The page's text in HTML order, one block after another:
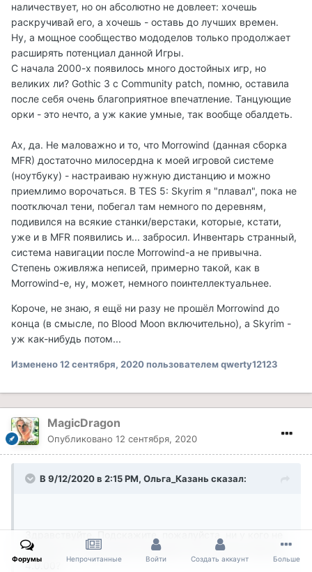
наличествует, но он абсолютно не довлеет: хочешь
раскручивай его, а хочешь - оставь до лучших времен.
Ну, а мощное сообщество мододелов только продолжает
расширять потенциал данной Игры.
С начала 2000-х появилось много достойных игр, но
великих ли? Gothic 3 с Сommunity patch, помню, оставила
после себя очень благоприятное впечатление. Танцующие
орки - это нечто, а уж какие умные, так вообще обалдеть.
Ах, да. Не маловажно и то, что Morrowind (данная сборка
MFR) достаточно милосердна к моей игровой системе
(ноутбуку) - настраиваю нужную дистанцию и можно
приемлимо ворочаться. В TES 5: Skyrim я "плавал", пока не
поотключал тени, побегал там немного по деревням,
подивился на всякие станки/верстаки, которые, кстати,
уже и в MFR появились и... забросил. Инвентарь странный,
система навигации после Morrowind-а не привычна.
Степень оживляжа неписей, примерно такой, как в
Morrowind-e, ну, может, немного поинтеллектуальнее.
Короче, не знаю, я ещё ни разу не прошёл Morrowind до
конца (в смысле, по Blood Moon включительно), а Skyrim -
уж как-нибудь потом...
Изменено12 сентября, 2020пользователем qwerty12123
MagicDragon
Опубликовано 12 сентября, 2020
В 9/12/2020 в 2:15 PM, Ольга_Казань сказал:
возникало следующей проблемы при запуске версии
4.0.00?
Форумы Непрочитанные Войти Создать аккаунт Больше